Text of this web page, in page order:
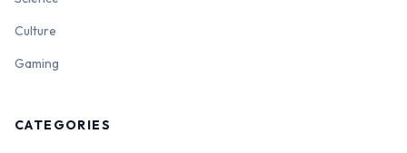
Culture
Gaming
CATEGORIES